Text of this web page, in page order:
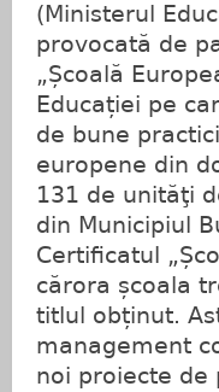
(Ministerul
provocată de
„Școală
Educației pe
de bune
europene din
131 de unităţi
din Municipiul
Certificatul
cărora școala
titlul obținut.
management
noi proiecte de